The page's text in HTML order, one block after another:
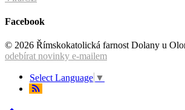
Facebook
© 2026 Římskokatolická farnost Dolany u
odebírat novinky e-mailem
Select Language ▼